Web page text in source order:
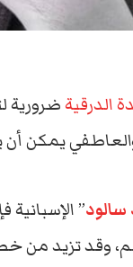
الدرقيةضرورية
يمكن
سالود”
وقد تزيد من